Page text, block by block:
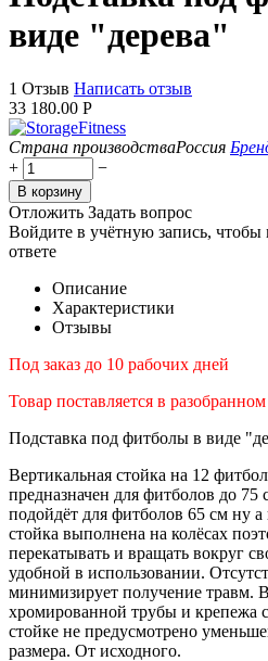
виде "дерева"
1 Отзыв Написать отзыв
33 180.00 Р
Страна производстваРоссия
+
−
В корзину
Отложить Задать вопрос
Войдите в учётную запись,
ответе
Описание
Характеристики
Отзывы
Под заказ до 10 рабочих дней
Товар поставляется в
Подставка под фитболы в виде
Вертикальная стойка на 12
предназначен для фитболов до
подойдёт для фитболов 65 см ну
стойка выполнена на колёсах
перекатывать и вращать вокруг
удобной в использовании.
минимизирует получение травм.
хромированной трубы и крепежа
стойке не предусмотрено
размера. От исходного.